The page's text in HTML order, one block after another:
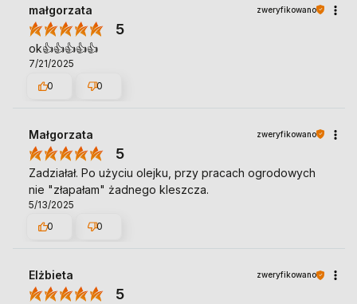
małgorzata zweryfikowano
5
ok👍️👍️👍️👍️👍️
7/21/2025
0
0
Małgorzata zweryfikowano
5
Zadziałał. Po użyciu olejku, przy pracach ogrodowych
nie "złapałam" żadnego kleszcza.
5/13/2025
0
0
Elżbieta zweryfikowano
5